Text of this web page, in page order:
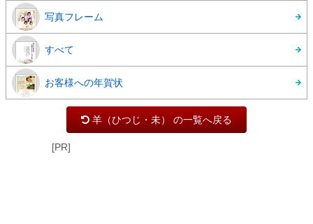
写真フレーム
すべて
お客様への年賀状
羊（ひつじ・未） の一覧へ戻る
[PR]